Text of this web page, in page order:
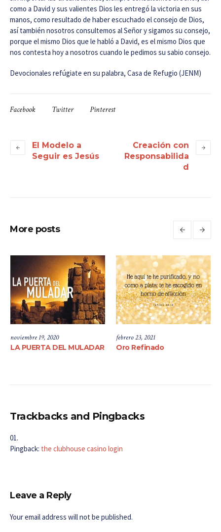
como a David y sus valientes Dios les entregó la victoria en sus
manos, como resultado de haber escuchado el consejo de Dios,
así también nosotros consultemos al Señor y sigamos su consejo,
porque el mismo Dios que le habló a David, es el mismo Dios que
nos contesta hoy a nosotros cuando le pedimos su sabio consejo.
Devocionales refúgiate en su palabra, Casa de Refugio (JENM)
Facebook Twitter Pinterest
El Modelo a
Seguir es Jesús
Creación con
Responsabilida
d
More posts
noviembre 19, 2020
LA PUERTA DEL MULADAR
febrero 23, 2021
Oro Refinado
Trackbacks and Pingbacks
Pingback: the clubhouse casino login
Leave a Reply
Your email address will not be published.